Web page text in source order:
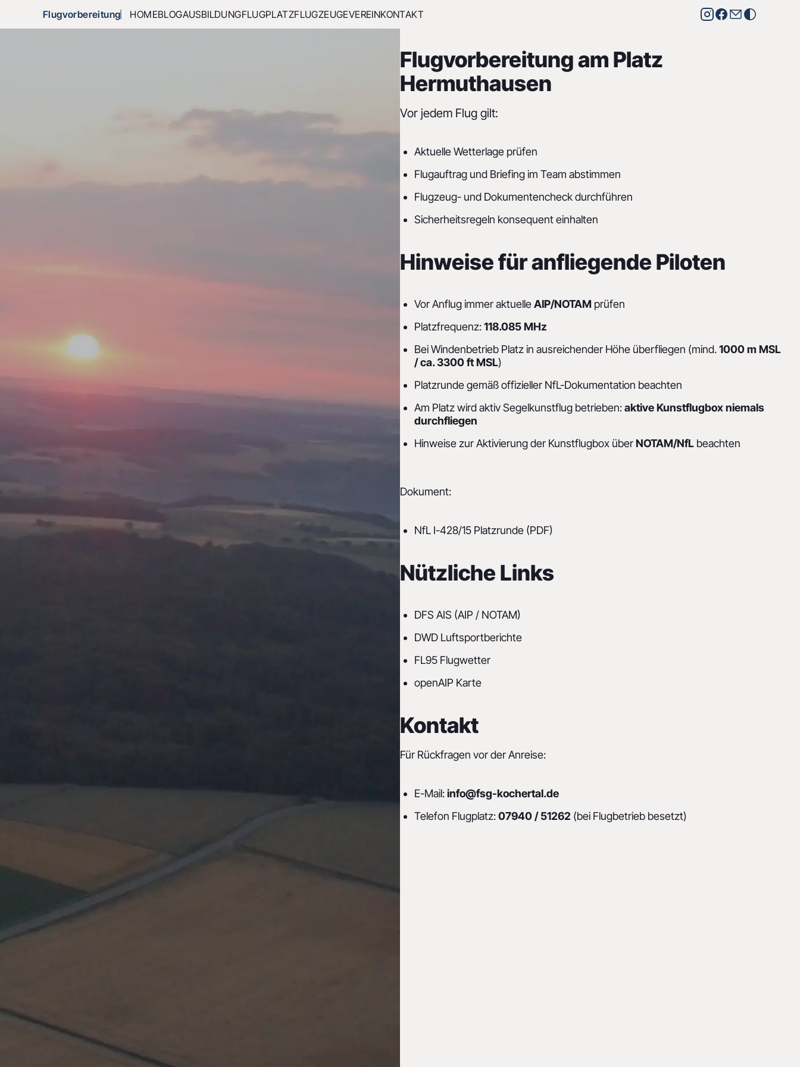
Flugvorbereitung HOMEBLOGAUSBILDUNGFLUGPLATZFLUGZEUGEVEREINKONTAKT
Flugvorbereitung am Platz
Hermuthausen
Vor jedem Flug gilt:
Aktuelle Wetterlage prüfen
Flugauftrag und Briefing im Team abstimmen
Flugzeug- und Dokumentencheck durchführen
Sicherheitsregeln konsequent einhalten
Hinweise für anfliegende Piloten
Vor Anflug immer aktuelle AIP/NOTAM prüfen
Platzfrequenz:118.085 MHz
Bei Windenbetrieb Platz in ausreichender Höhe überfliegen (mind.1000 m MSL
/ ca. 3300 ft MSL)
Platzrunde gemäß offizieller NfL-Dokumentation beachten
Am Platz wird aktiv Segelkunstflug betrieben:aktive Kunstflugbox niemals
durchfliegen
Hinweise zur Aktivierung der Kunstflugbox überNOTAM/NfL beachten
Dokument:
NfL I-428/15 Platzrunde (PDF)
Nützliche Links
DFS AIS (AIP / NOTAM)
DWD Luftsportberichte
FL95 Flugwetter
openAIP Karte
Kontakt
Für Rückfragen vor der Anreise:
E-Mail:info@fsg-kochertal.de
Telefon Flugplatz:07940 / 51262 (bei Flugbetrieb besetzt)